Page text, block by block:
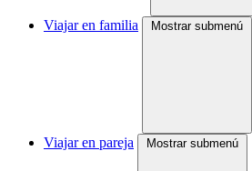
Viajar en familia Mostrar submenú
Viajar en pareja Mostrar submenú